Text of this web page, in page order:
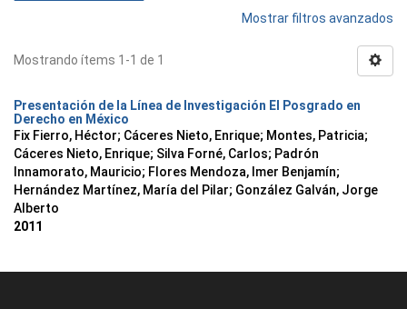
Mostrar filtros avanzados
Mostrando ítems 1-1 de 1
Presentación de la Línea de Investigación El Posgrado en
Derecho en México
Fix Fierro, Héctor; Cáceres Nieto, Enrique; Montes, Patricia;
Cáceres Nieto, Enrique; Silva Forné, Carlos; Padrón
Innamorato, Mauricio; Flores Mendoza, Imer Benjamín;
Hernández Martínez, María del Pilar; González Galván, Jorge
Alberto
2011